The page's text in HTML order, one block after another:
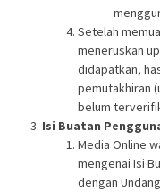
Setelah
meneruskan
didapatkan,
pemutakhiran
belum
Isi Buatan
Media Online
mengenai Isi
dengan